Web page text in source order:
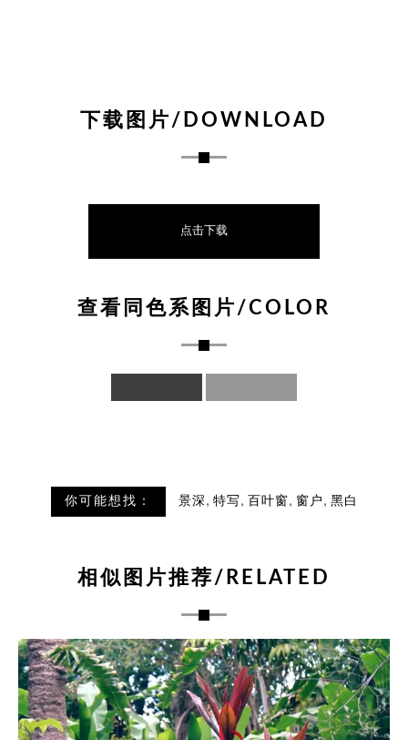
下载图片/DOWNLOAD
点击下载
查看同色系图片/COLOR
你可能想找： 景深 , 特写, 百叶窗, 窗户 , 黑白
相似图片推荐/RELATED